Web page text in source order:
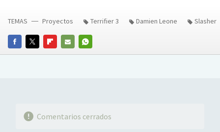
FACEBOOKTWITTERFLIPBOARD
E-
WHATSAPP
TEMAS Proyectos Terrifier 3 Damien Leone Slasher
Comentarios cerrados